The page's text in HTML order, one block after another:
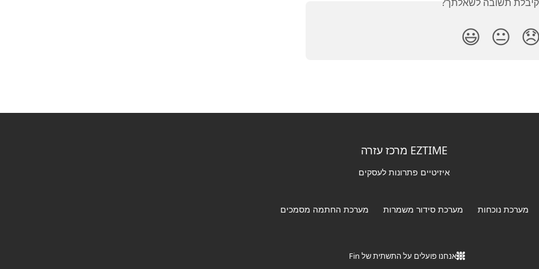
😞
😐
😃
EZTIME מרכז עזרה
איזיטיים פתרונות לעסקים
מערכת נוכחות מערכת סידור משמרות מערכת החתמה מסמכים
אנחנו פועלים על התשתית של Fin